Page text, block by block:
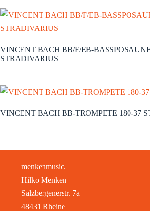
VINCENT BACH BB/F/EB-
STRADIVARIUS
VINCENT BACH BB-TROMPETE 180-37
menkenmusic.
Hilko Menken
Salzbergenerstr. 7a
48431 Rheine